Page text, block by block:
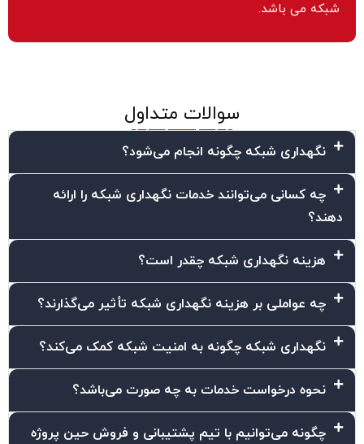
شبکه می باشد.
سوالات متداول
نگهداری شبکه چگونه انجام می‌شود؟
چه کسانی می‌توانند خدمات نگهداری شبکه را ارائه
دهند؟
هزینه نگهداری شبکه چقدر است؟
چه عواملی بر هزینه نگهداری شبکه تأثیر می‌گذارند؟
نگهداری شبکه چگونه به امنیت شبکه کمک می‌کند؟
نحوه درخواست خدمات به چه صورت می‌باشد؟
چگونه می‌توانیم با تیم پشتیبانی و فروش حین پروژه